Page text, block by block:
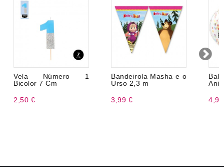
Vela Número 1
Bicolor 7 Cm
2,50 €
Bandeirola Masha e o
Urso 2,3 m
3,99 €